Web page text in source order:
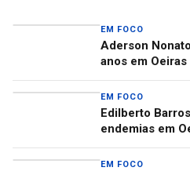
EM FOCO
Aderson
anos em Oeiras
EM FOCO
Edilberto
endemias em
EM FOCO